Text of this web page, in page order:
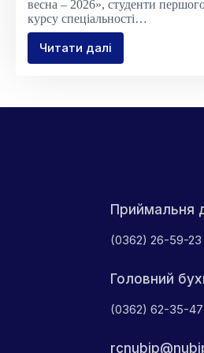
весна – 2026», студенти
курсу спеціальності…
Читати далі
STEM-
екскурсія
Приймальня
(0362) 26-59-23
Головний
(0362) 62-35-47